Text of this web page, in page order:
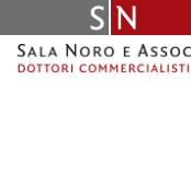
to
content